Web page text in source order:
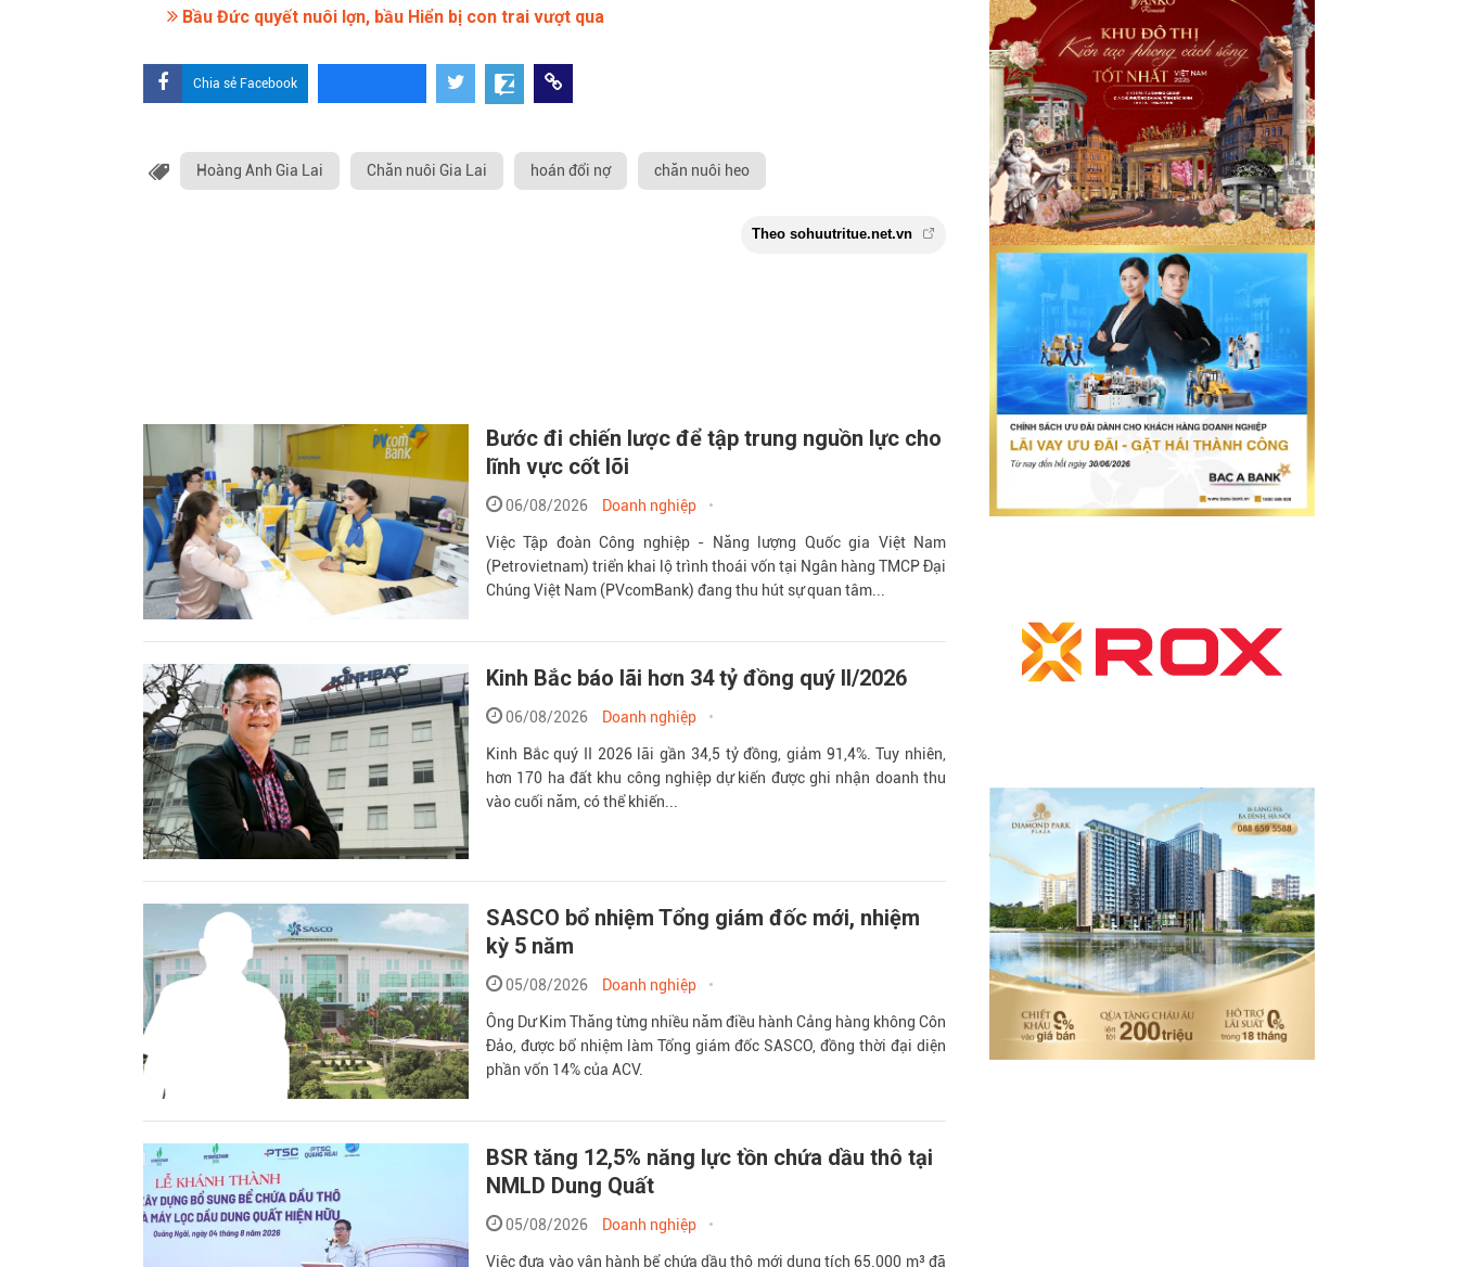
Bầu Đức quyết nuôi lợn, bầu Hiển bị con trai vượt qua
Chia sẻ Facebook
Hoàng Anh Gia Lai Chăn nuôi Gia Lai hoán đổi nợ chăn nuôi heo
Theo sohuutritue.net.vn
Bước đi chiến lược để tập trung nguồn lực cho
lĩnh vực cốt lõi
06/08/2026 Doanh nghiệp
Việc Tập đoàn Công nghiệp - Năng lượng Quốc gia Việt Nam
(Petrovietnam) triển khai lộ trình thoái vốn tại Ngân hàng TMCP Đại
Chúng Việt Nam (PVcomBank) đang thu hút sự quan tâm...
Kinh Bắc báo lãi hơn 34 tỷ đồng quý II/2026
06/08/2026 Doanh nghiệp
Kinh Bắc quý II 2026 lãi gần 34,5 tỷ đồng, giảm 91,4%. Tuy nhiên,
hơn 170 ha đất khu công nghiệp dự kiến được ghi nhận doanh thu
vào cuối năm, có thể khiến...
SASCO bổ nhiệm Tổng giám đốc mới, nhiệm
kỳ 5 năm
05/08/2026 Doanh nghiệp
Ông Dư Kim Thăng từng nhiều năm điều hành Cảng hàng không Côn
Đảo, được bổ nhiệm làm Tổng giám đốc SASCO, đồng thời đại diện
phần vốn 14% của ACV.
BSR tăng 12,5% năng lực tồn chứa dầu thô tại
NMLD Dung Quất
05/08/2026 Doanh nghiệp
Việc đưa vào vận hành bể chứa dầu thô mới dung tích 65.000 m³ đã